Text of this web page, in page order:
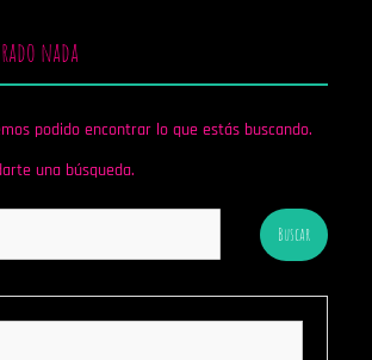
nada
podido encontrar lo que estás buscando.
una búsqueda.